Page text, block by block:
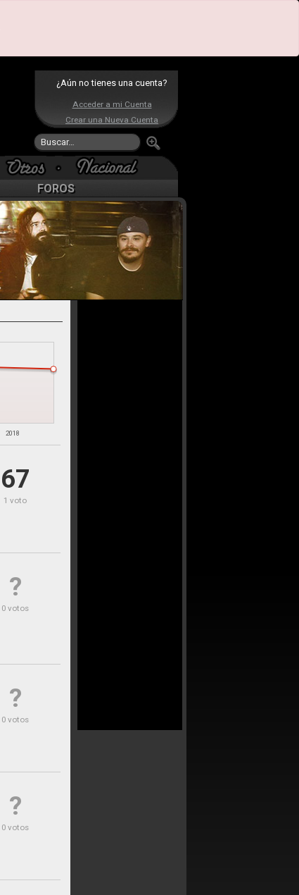
¿Aún no tienes una cuenta?
Acceder a mi Cuenta
Crear una Nueva Cuenta
FOROS
2018
67
1 voto
?
0 votos
?
0 votos
?
0 votos